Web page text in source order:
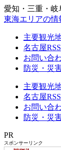
愛知・三重・岐
東海エリアの情
主要観光
名古屋RSS
お問い合
防災・災
主要観光
名古屋RSS
お問い合
防災・災
PR
スポンサーリンク